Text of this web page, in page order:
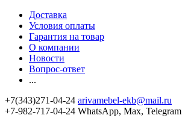
Доставка
Условия оплаты
Гарантия на товар
О компании
Новости
Вопрос-ответ
...
+7(343)271-04-24 arivamebel-ekb@mail.ru
+7-982-717-04-24 WhatsApp, Max, Telegram